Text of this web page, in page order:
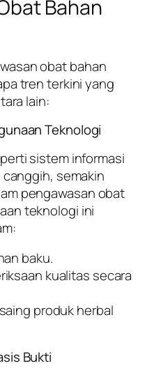
Bahan
obat bahan
tren terkini yang
lain:
Teknologi
sistem informasi
semakin
pengawasan obat
teknologi ini
baku.
kualitas secara
produk herbal
Bukti